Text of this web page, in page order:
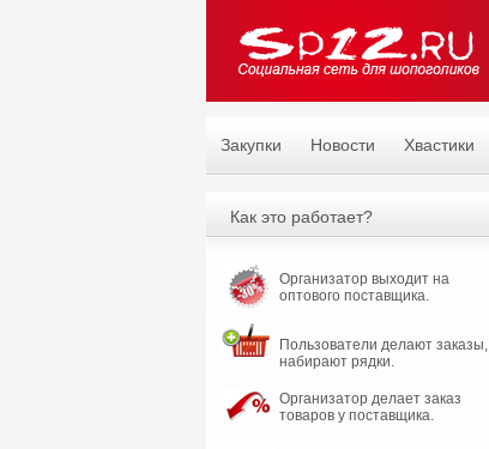
Закупки Новости Хвастики
Как это работает?
Организатор выходит на
оптового поставщика.
Пользователи делают заказы,
набирают рядки.
Организатор делает заказ
товаров у поставщика.